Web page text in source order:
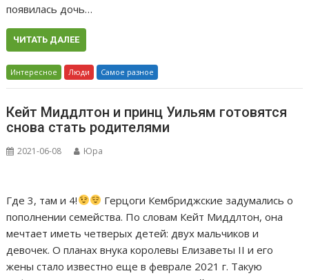
появилась дочь…
ЧИТАТЬ ДАЛЕЕ
Интересное Люди Самое разное
Кейт Миддлтон и принц Уильям готовятся
снова стать родителями
2021-06-08 Юра
Где 3, там и 4!
Герцоги Кембриджские задумались о
пополнении семейства. По словам Кейт Миддлтон, она
мечтает иметь четверых детей: двух мальчиков и
девочек. О планах внука королевы Елизаветы II и его
жены стало известно еще в феврале 2021 г. Такую